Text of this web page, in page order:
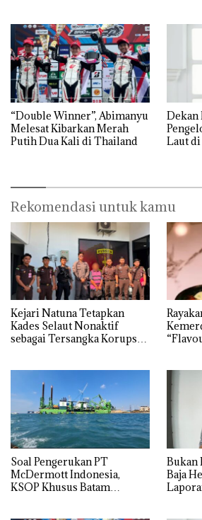
“Double Winner”, Abimanyu
Melesat Kibarkan Merah
Putih Dua Kali di Thailand
Dekan
Laut
Rekomendasi untuk kamu
Kejari Natuna Tetapkan
Kades Selaut Nonaktif
sebagai Tersangka Korupsi
‎Soal Pengerukan PT
McDermott Indonesia,
KSOP Khusus Batam
Bukan
Baja